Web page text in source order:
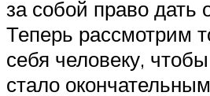
за собой право дать
Теперь рассмотрим
себя человеку,
стало